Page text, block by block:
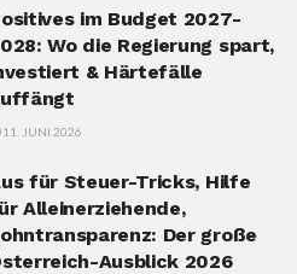
im Budget 2027-
Wo die Regierung spart,
& Härtefälle
11. JUNI 2026
für Steuer-Tricks, Hilfe
Alleinerziehende,
Der große
Ausblick 2026